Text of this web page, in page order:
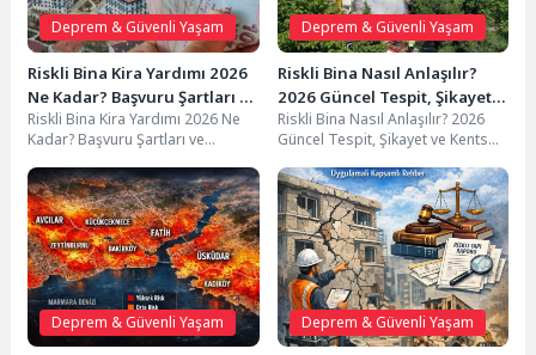
Deprem & Güvenli Yaşam
Riskli Bina Kira Yardımı 2026
Ne Kadar? Başvuru Şartları ve
Ödeme Süreci
Riskli Bina Kira Yardımı 2026 Ne
Kadar? Başvuru Şartları ve
nedeniyle...
Deprem & Güvenli Yaşam
Riskli Bina Nasıl Anlaşılır?
2026 Güncel Tespit, Şikayet
ve Kentsel Dönüşüm Rehberi
Riskli Bina Nasıl Anlaşılır? 2026
Güncel Tespit, Şikayet ve Kentsel
deprem kuşağında...
Deprem & Güvenli Yaşam Deprem & Güvenli Yaşam